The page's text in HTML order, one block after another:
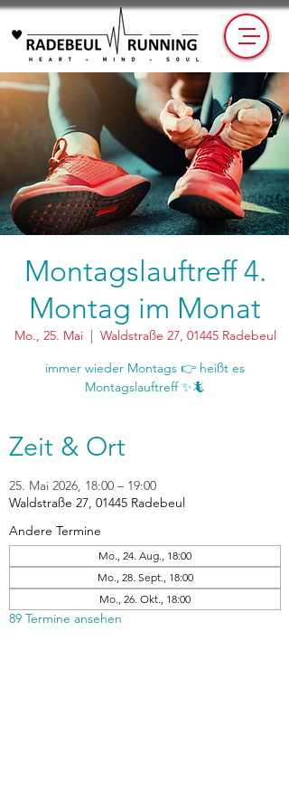
Montagslauftreff 4.
Montag im Monat
Mo., 25. Mai
  |
Waldstraße 27, 01445 Radebeul
immer wieder Montags 👉 heißt es
Zeit & Ort
25. Mai 2026, 18:00 – 19:00
Waldstraße 27, 01445 Radebeul
Andere Termine
Mo., 24. Aug., 18:00
Mo., 28. Sept., 18:00
Mo., 26. Okt., 18:00
89 Termine ansehen